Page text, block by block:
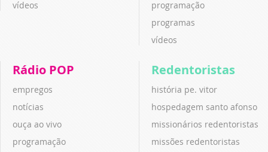
vídeos
programação
programas
vídeos
Rádio POP
empregos
notícias
ouça ao vivo
programação
Redentoristas
história pe. vitor
hospedagem santo afonso
missionários redentoristas
missões redentoristas